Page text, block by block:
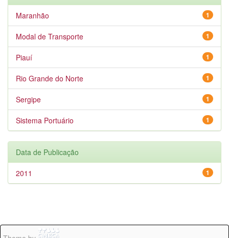
1
Maranhão
1
Modal de Transporte
1
Piauí
1
Rio Grande do Norte
1
Sergipe
1
Sistema Portuário
Data de Publicação
1
2011